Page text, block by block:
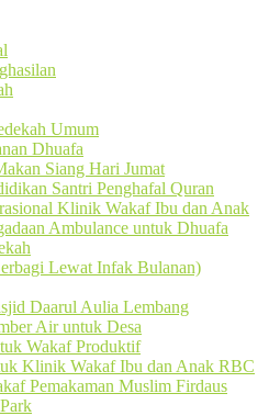
Umum
Dhuafa
Siang Hari Jumat
Santri Penghafal Quran
Klinik Wakaf Ibu dan Anak
Ambulance untuk Dhuafa
Lewat Infak Bulanan)
Daarul Aulia Lembang
Air untuk Desa
Wakaf Produktif
Klinik Wakaf Ibu dan Anak RBC
Pemakaman Muslim Firdaus